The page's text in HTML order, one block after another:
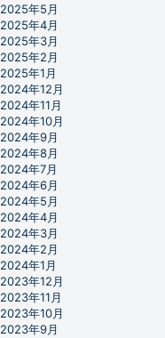
2025年5月
2025年4月
2025年3月
2025年2月
2025年1月
2024年12月
2024年11月
2024年10月
2024年9月
2024年8月
2024年7月
2024年6月
2024年5月
2024年4月
2024年3月
2024年2月
2024年1月
2023年12月
2023年11月
2023年10月
2023年9月